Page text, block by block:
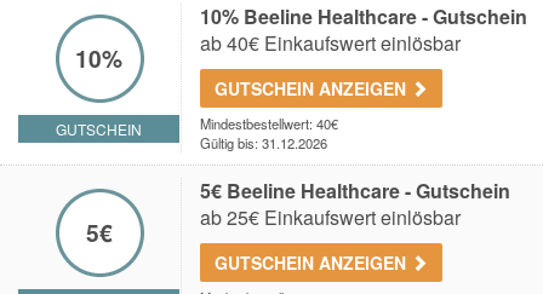
10%
GUTSCHEIN
10% Beeline Healthcare - Gutschein
ab 40€ Einkaufswert einlösbar
GUTSCHEIN ANZEIGEN
Mindestbestellwert: 40€
Gültig bis: 31.12.2026
5€
5€ Beeline Healthcare - Gutschein
ab 25€ Einkaufswert einlösbar
GUTSCHEIN ANZEIGEN